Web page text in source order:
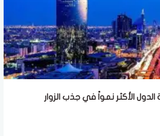
الأكثر نمواً في جذب الزوار